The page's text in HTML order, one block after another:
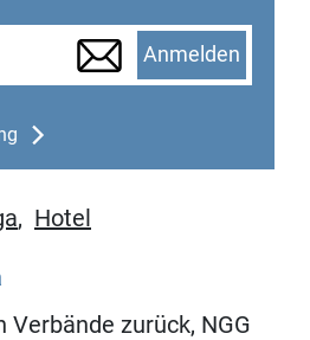
Anmelden
, Hotel
Verbände zurück, NGG